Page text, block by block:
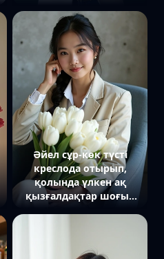
(гипсофил) тұратын
үлкен шоқ бар. Ол
камераға жеңіл
жымиып қарайды, жүзі
тыныш және бейбіт.
Қолдары гүл шоғын
нәзік құшақтап тұр.
Әйел сұр-көк түсті
креслода отырып,
қолында үлкен ақ
қызғалдақтар шоғын
еркін әрі табиғи. Бір